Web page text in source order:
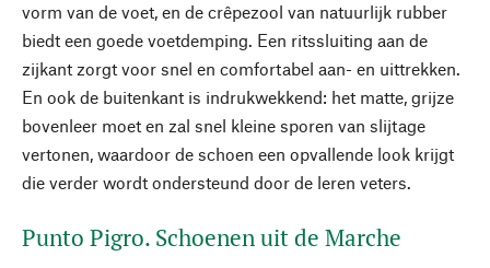
vorm van de voet, en de crêpezool van natuurlijk rubber
biedt een goede voetdemping. Een ritssluiting aan de
zijkant zorgt voor snel en comfortabel aan- en uittrekken.
En ook de buitenkant is indrukwekkend: het matte, grijze
bovenleer moet en zal snel kleine sporen van slijtage
vertonen, waardoor de schoen een opvallende look krijgt
die verder wordt ondersteund door de leren veters.
Punto Pigro. Schoenen uit de Marche